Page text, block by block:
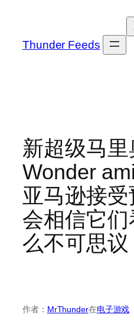
Thunder Feeds
新超级马里
Wonder
亚马逊接
会相信它
么不可思议
作者： MrThunder在电子游戏